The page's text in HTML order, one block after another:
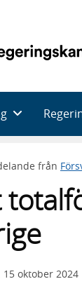
från
15 oktober 2024